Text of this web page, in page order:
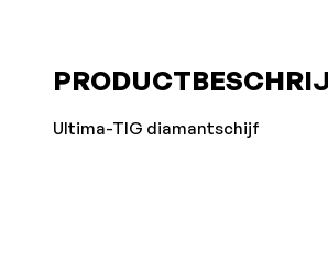
Ultima-TIG diamantschijf